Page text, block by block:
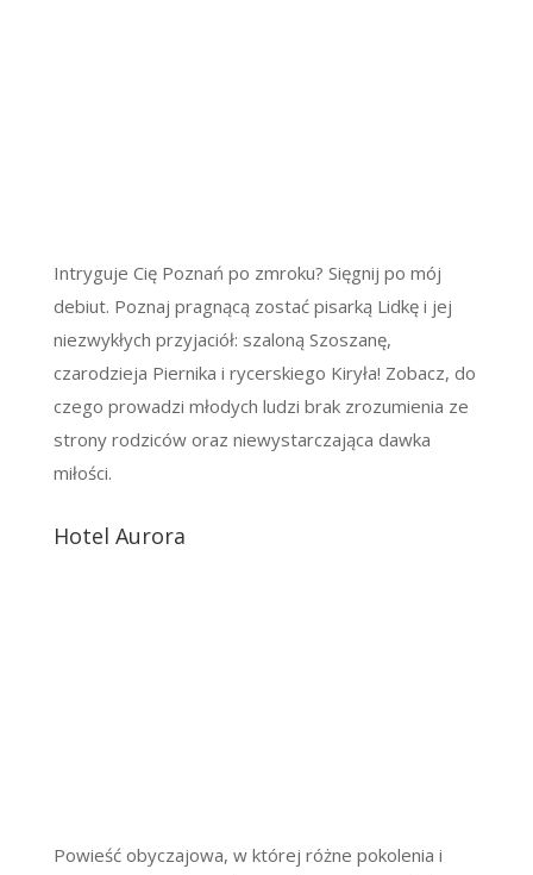
Intryguje Cię Poznań po zmroku? Sięgnij po mój
debiut. Poznaj pragnącą zostać pisarką Lidkę i jej
niezwykłych przyjaciół: szaloną Szoszanę,
czarodzieja Piernika i rycerskiego Kiryła! Zobacz, do
czego prowadzi młodych ludzi brak zrozumienia ze
strony rodziców oraz niewystarczająca dawka
miłości.
Hotel Aurora
Powieść obyczajowa, w której różne pokolenia i